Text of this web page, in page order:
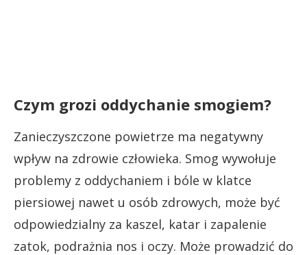
Czym grozi oddychanie smogiem?
Zanieczyszczone powietrze ma negatywny
wpływ na zdrowie człowieka. Smog wywołuje
problemy z oddychaniem i bóle w klatce
piersiowej nawet u osób zdrowych, może być
odpowiedzialny za kaszel, katar i zapalenie
zatok, podrażnia nos i oczy. Może prowadzić do